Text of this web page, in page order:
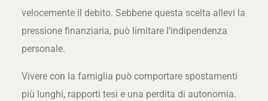
velocemente il debito. Sebbene questa scelta allevi la
pressione finanziaria, può limitare l’indipendenza
personale.
Vivere con la famiglia può comportare spostamenti
più lunghi, rapporti tesi e una perdita di autonomia.